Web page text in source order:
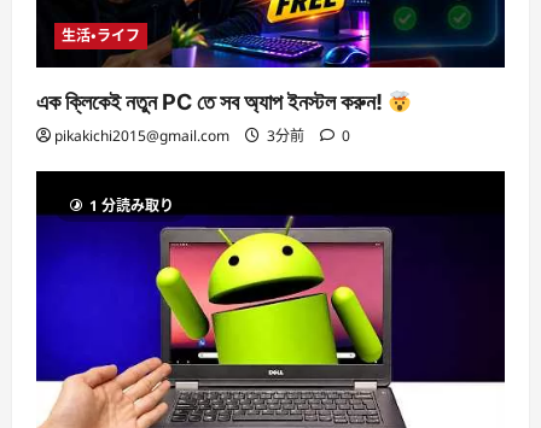
生活・ライフ
এক ক্লিকেই নতুন PC তে সব অ্যাপ ইনস্টল করুন!
pikakichi2015@gmail.com 3分前 0
1 分読み取り